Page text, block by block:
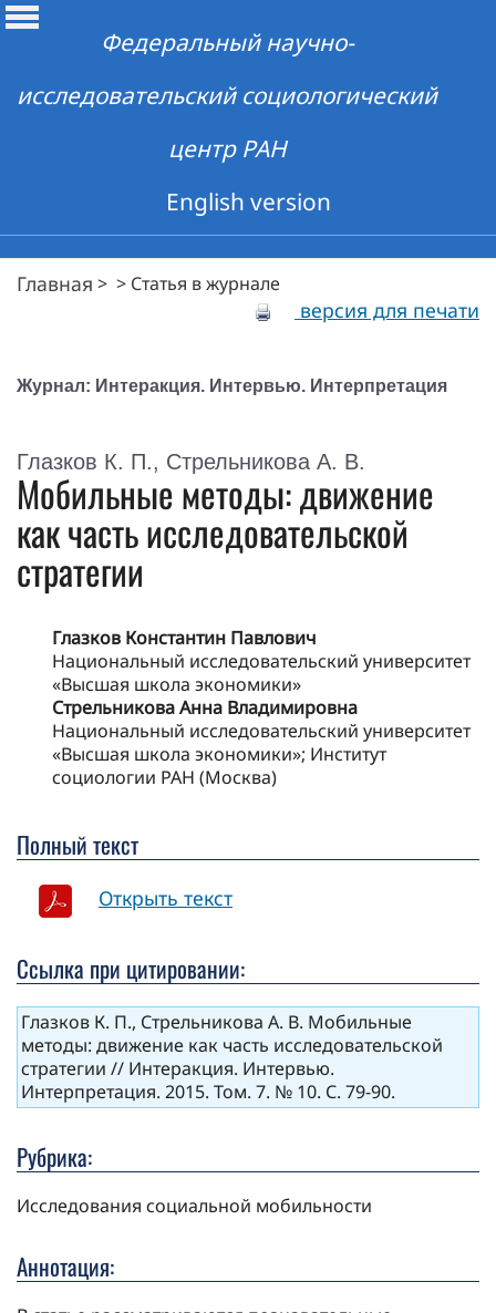
Федеральный научно-
исследовательский социологический
центр РАН
English version
Главная > > Статья в журнале
версия для печати
Журнал: Интеракция. Интервью. Интерпретация
Глазков К. П., Стрельникова А. В.
Мобильные методы: движение
как часть исследовательской
стратегии
Глазков Константин Павлович
Национальный исследовательский университет
«Высшая школа экономики»
Стрельникова Анна Владимировна
Национальный исследовательский университет
«Высшая школа экономики»; Институт
социологии РАН (Москва)
Полный текст
Открыть текст
Ссылка при цитировании:
Глазков К. П., Стрельникова А. В. Мобильные
методы: движение как часть исследовательской
стратегии // Интеракция. Интервью.
Интерпретация. 2015. Том. 7. № 10. С. 79-90.
Рубрика:
Исследования социальной мобильности
Аннотация: